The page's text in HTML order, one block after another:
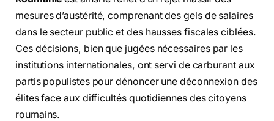
mesures d’austérité, comprenant des gels de salaires
dans le secteur public et des hausses fiscales ciblées.
Ces décisions, bien que jugées nécessaires par les
institutions internationales, ont servi de carburant aux
partis populistes pour dénoncer une déconnexion des
élites face aux difficultés quotidiennes des citoyens
roumains.